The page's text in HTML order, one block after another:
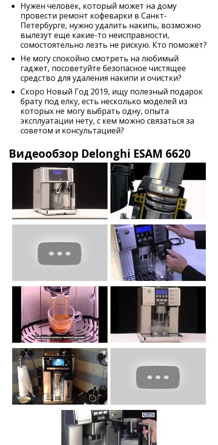
Нужен человек, который может на дому
провести ремонт кофеварки в Санкт-
Петербурге, нужно удалить накипь, возможно
вылезут еще какие-то неисправности,
сомостоятельно лезть не рискую. Кто поможет?
Не могу спокойно смотреть на любимый
гаджет, посоветуйте безопасное чистящее
средство для удаления накипи и очистки?
Скоро Новый Год 2019, ищу полезный подарок
брату под елку, есть несколько моделей из
которых не могу выбрать одну, опыта
эксплуатации нету, с кем можно связаться за
советом и консультацией?
Видеообзор Delonghi ESAM 6620